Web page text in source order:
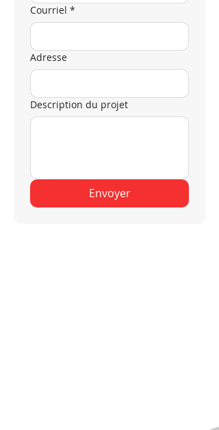
Courriel *
Adresse
Description du projet
Envoyer